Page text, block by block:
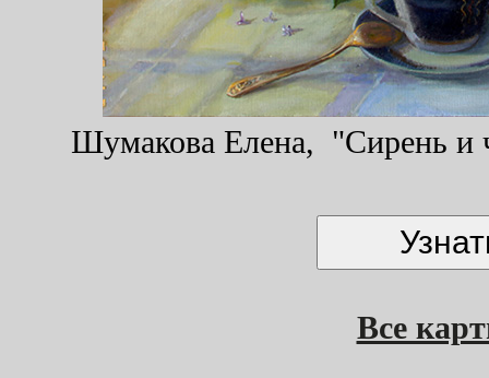
Шумакова Елена, "Сирень и
Все